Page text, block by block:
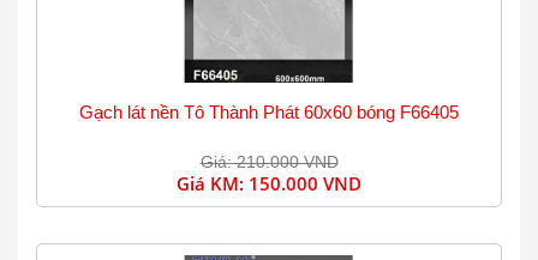
Gạch lát nền Tô Thành Phát 60x60 bóng F66405
Giá: 210.000 VND
Giá KM: 150.000 VND